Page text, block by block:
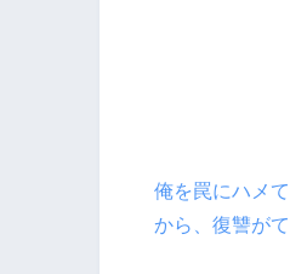
俺を罠にハメ
から、復讐が